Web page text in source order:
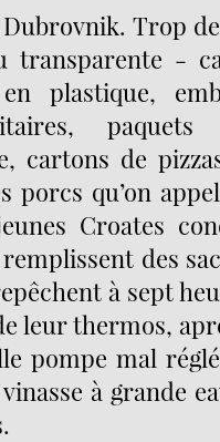
Dubrovnik. Trop
transparente -
plastique,
cartons de
porcs qu’on
Croates
des
à sept
leur thermos,
pompe mal
à grande